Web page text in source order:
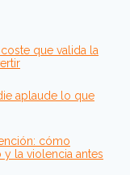
que valida la
aplaude lo que
cómo
la violencia antes